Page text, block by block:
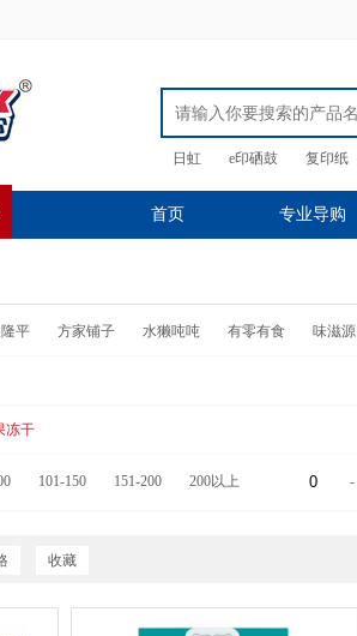
日虹 e印硒鼓 复印纸
首页 专业导购
平 方家铺子 水獭吨吨 有零有食 味滋源
冻干
101-150 151-200 200以上 -
收藏